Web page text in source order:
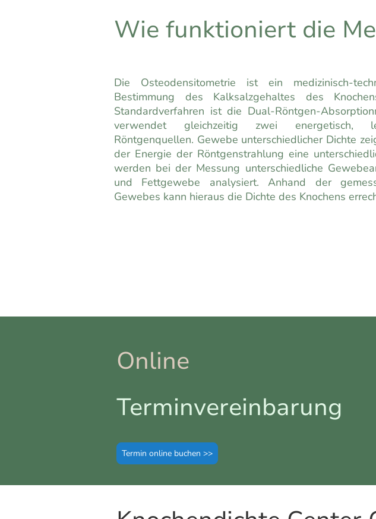
Wie funktioniert die
Die Osteodensitometrie ist ein medizinisch-
Bestimmung des Kalksalzgehaltes des
Standardverfahren ist die Dual-Röntgen-
verwendet gleichzeitig zwei energetisch,
Röntgenquellen. Gewebe unterschiedlicher Dichte
der Energie der Röntgenstrahlung eine
werden bei der Messung unterschiedliche
und Fettgewebe analysiert. Anhand der
Gewebes kann hieraus die Dichte des Knochens
Online
Terminvereinbarung
Termin online buchen >>